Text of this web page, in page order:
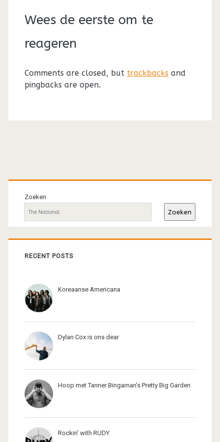
Wees de eerste om te
reageren
Comments are closed, but trackbacks and
pingbacks are open.
Primaire
sidebar
Zoeken
Zoeken
RECENT POSTS
Koreaanse Americana
Dylan Cox is ons dear
Hoop met Tanner Bingaman's Pretty Big Garden
Rockin' with RUDY